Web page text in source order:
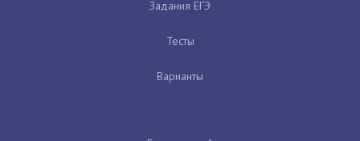
Задания ЕГЭ
Тесты
Варианты